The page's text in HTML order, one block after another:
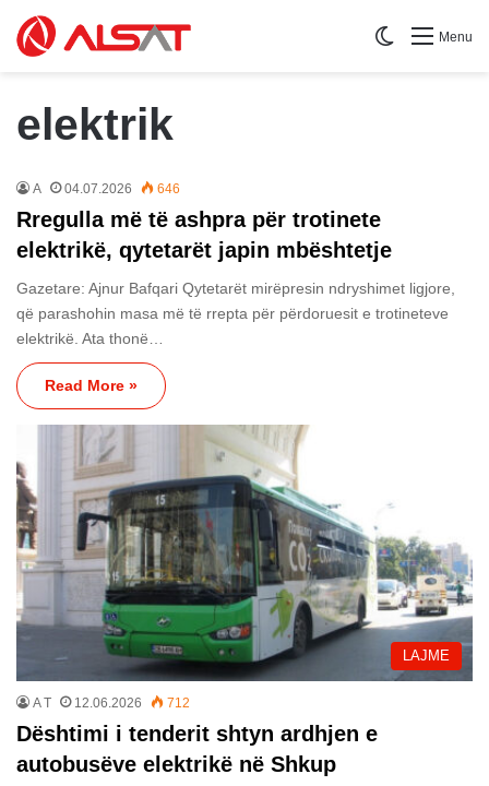
Menu
Switch skin
elektrik
A 04.07.2026 646
Rregulla më të ashpra për trotinete
elektrikë, qytetarët japin mbështetje
Gazetare: Ajnur Bafqari Qytetarët mirëpresin ndryshimet ligjore,
që parashohin masa më të rrepta për përdoruesit e trotineteve
elektrikë. Ata thonë…
Read More »
LAJME
A T 12.06.2026 712
Dështimi i tenderit shtyn ardhjen e
autobusëve elektrikë në Shkup